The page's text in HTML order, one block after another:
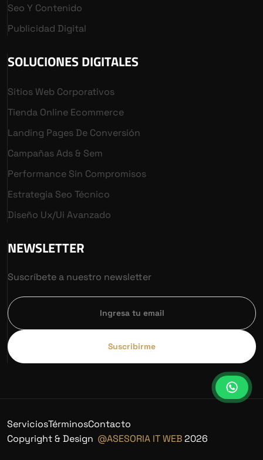
Seo Y Contenido
Publicidad Digital
SOLUCIONES DIGITALES
Sitios Web Corporativos
Tienda Online Ecommerce
Landing Pages De Conversión
Campañas Ads & Sem
Performance Sin Compromisos
Estrategia Seo Técnico
Diseño Ux/ui Avanzado
NEWSLETTER
Suscríbete a nuestro newsletter
Suscribirme
Copyright & Design @ASESORIA IT WEB2026
ServiciosTérminosContacto